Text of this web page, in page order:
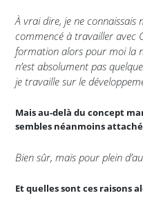
À vrai dire, je ne connaissais
commencé à travailler avec
formation alors pour moi la
n’est absolument pas
je travaille sur le
Mais au-delà du concept
sembles néanmoins attaché
Bien sûr, mais pour plein
Et quelles sont ces raisons